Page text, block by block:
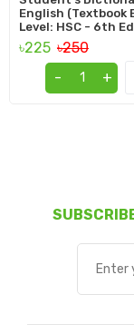
English (Textbook
Level: HSC - 6th
৳225 ৳250
-
+